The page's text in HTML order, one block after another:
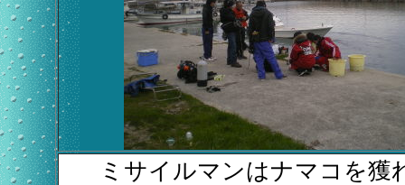
ミサイルマンはナマコを獲